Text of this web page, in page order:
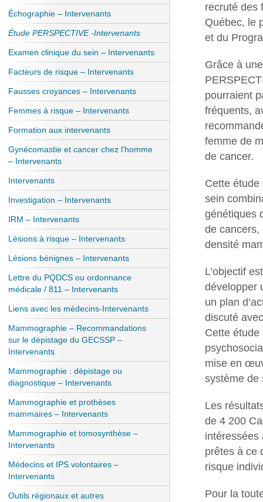
recruté des
Québec, le
et du
Grâce à
pourraient
fréquents,
femme de
de cancer.
Cette
sein
génétiques
de cancers,
densité
L’objectif
développer
un plan
discuté
Cette
mise en
système de
Les
de 4 200
intéressées
prêtes à ce
risque
Pour la
Échographie – Intervenants
Étude PERSPECTIVE -Intervenants
Examen clinique du sein – Intervenants
Facteurs de risque – Intervenants
Fausses croyances – Intervenants
Femmes à risque – Intervenants
Formation aux intervenants
Gynécomastie et cancer chez l’homme
– Intervenants
Intervenants
Investigation – Intervenants
IRM – Intervenants
Lésions à risque – Intervenants
Lésions bénignes – Intervenants
Lettre du PQDCS ou ordonnance
médicale / 811 – Intervenants
Liens avec les médecins-Intervenants
Mammographie – Recommandations
sur le dépistage du GECSSP –
Intervenants
Mammographie : dépistage ou
diagnostique – Intervenants
Mammographie et prothèses
mammaires – Intervenants
Mammographie et tomosynthèse –
Intervenants
Médecins et IPS volontaires –
Intervenants
Outils régionaux et autres